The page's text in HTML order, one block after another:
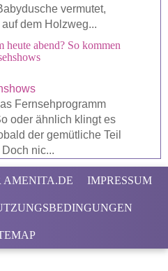
vermutet,
dem Holzweg...
heute abend? So kommen
Fernsehprogramm
oder ähnlich klingt es
der gemütliche Teil
nic...
AMENITA.DE IMPRESSUM